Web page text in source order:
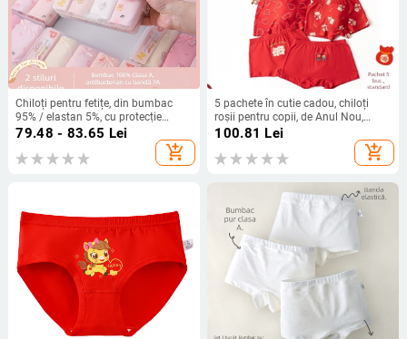
Chiloți pentru fetițe, din bumbac
95% / elastan 5%, cu protecție
antibacteriană în zona inghinală,
respirabili, pentru 3–8 ani, ambalați
într-un pachet de trei
79.48 - 83.65 Lei
add_shopping_cart
5 pachete în cutie cadou, chiloți
roșii pentru copii, de Anul Nou,
boxeri clasă A pentru băieți și fete
100.81 Lei
add_shopping_cart